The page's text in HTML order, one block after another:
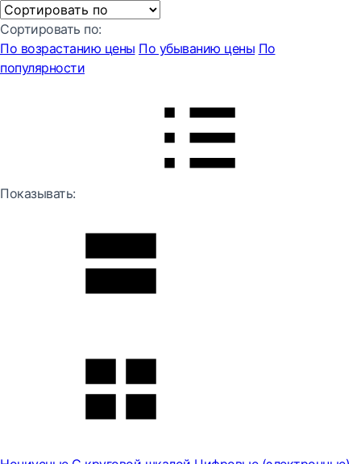
Сортировать по:
По возрастанию цены По убыванию цены По
популярности
Показывать: